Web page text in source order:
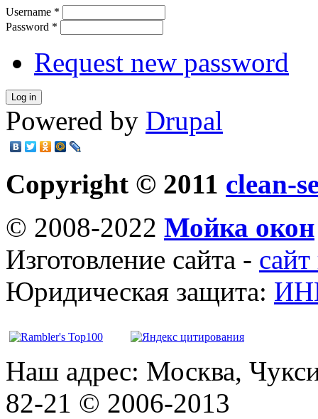
Username *
Password *
Request new password
Powered by Drupal
Copyright © 2011 clean-
© 2008-2022 Мойка окон
Изготовление сайта - сайт
Юридическая защита:
Наш адрес: Москва,
82-21 © 2006-2013